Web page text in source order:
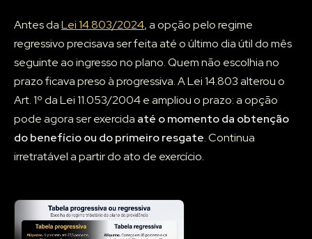
Antes daLei 14.803/2024, a opção pelo regime
regressivo precisava ser feita até o último dia útil do mês
seguinte ao ingresso no plano. Quem não escolhia no
prazo ficava preso à progressiva. A Lei 14.803 alterou o
Art. 1º da Lei 11.053/2004 e ampliou o prazo: a opção
pode agora ser exercida até o momento da obtenção
do benefício ou do primeiro resgate. Continua
irretratável a partir do ato de exercício.